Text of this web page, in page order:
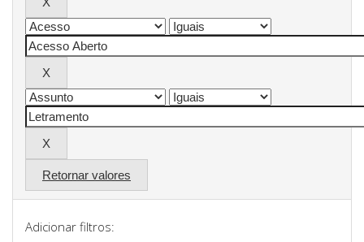
Retornar valores
Adicionar filtros: